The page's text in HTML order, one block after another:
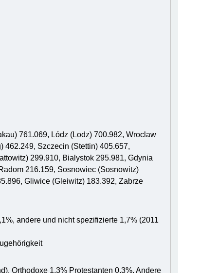
761.069, Lódz (Lodz) 700.982, Wroclaw
462.249, Szczecin (Stettin) 405.657,
299.910, Bialystok 295.981, Gdynia
216.159, Sosnowiec (Sosnowitz)
Gliwice (Gleiwitz) 183.392, Zabrze
andere und nicht spezifizierte 1,7% (2011
Orthodoxe 1,3% Protestanten 0,3%, Andere